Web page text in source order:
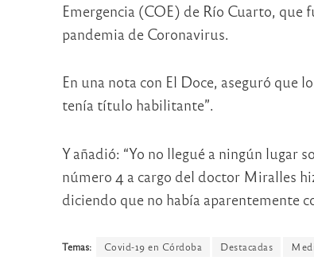
Emergencia (COE) de Río Cuarto,
pandemia de Coronavirus.
En una nota con El Doce, aseguró que
tenía título habilitante”.
Y añadió: “Yo no llegué a ningún lugar
número 4 a cargo del doctor Miralles
diciendo que no había aparentemente
Temas: Covid-19 en Córdoba Destacadas